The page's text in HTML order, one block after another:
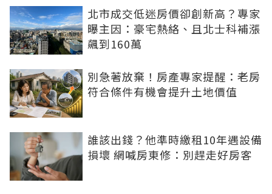
北市成交低迷房價卻創新高？專家
曝主因：豪宅熱絡、且北士科補漲
飆到160萬
別急著放棄！房產專家提醒：老房
符合條件有機會提升土地價值
誰該出錢？他準時繳租10年遇設備
損壞 網喊房東修：別趕走好房客